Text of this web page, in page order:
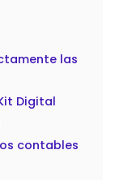
las
Digital
contables